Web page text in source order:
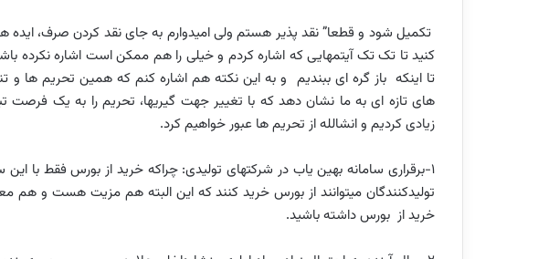
تکمیل شود و قطعا” نقد پذیر هستم ولی امیدوارم به جای نقد کردن صرف، ایده
کنید تا تک تک آیتمهایی که اشاره کردم و خیلی را هم ممکن است اشاره نکرده
تا اینکه باز گره ای ببندیم و به این نکته هم اشاره کنم که همین تحریم ها و
های تازه ای به ما نشان دهد که با تغییر جهت گیریها، تحریم را به یک فرصت
زیادی کردیم و انشالله از تحریم ها عبور خواهیم کرد.
1-برقراری سامانه بهین یاب در شرکتهای تولیدی: چراکه خرید از بورس فقط با
تولیدکنندگان میتوانند از بورس خرید کنند که این البته هم مزیت هست و هم
خرید از بورس داشته باشید.